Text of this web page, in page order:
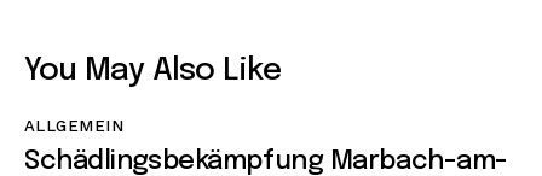
You May Also Like
ALLGEMEIN
Schädlingsbekämpfung Marbach-am-